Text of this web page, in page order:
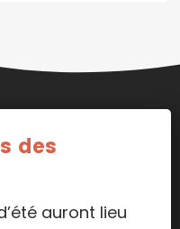
des
auront lieu